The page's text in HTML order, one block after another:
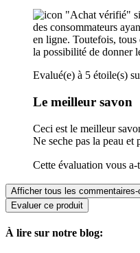
"Achat vérifié"
des consommateurs
en ligne. Toutefois,
la possibilité de donner
Evalué(e) à 5 étoile(s)
Le meilleur savon
Ceci est le meilleur
Ne seche pas la peau et
Cette évaluation vous
Afficher tous les commentaires-
Evaluer ce produit
À lire sur notre blog: